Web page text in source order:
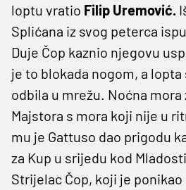
loptu vratio Filip Uremović.
Splićana iz svog peterca
Duje Čop kaznio njegovu
je to blokada nogom, a lopta
odbila u mrežu. Noćna mora
Majstora s mora koji nije u
mu je Gattuso dao prigodu
za Kup u srijedu kod
Strijelac Čop, koji je